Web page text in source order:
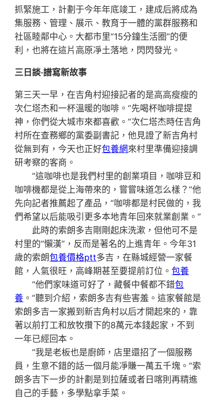
抓緊施工，計劃于今年年底竣工，建成后將成為
集服務、管理、展示、教育于一體的黨群服務和
社區睦鄰中心。大都市里“15分鐘生活圈”的便
利，也將在這片高原凈土落地，閃閃發光。
三日談·譜寫新故事
第三天一早，在吉角村迎接記者的是高高瘦瘦的
次仁塔杰和一杯溫暖的咖啡。“先喝杯咖啡提提
神，你們從大城市來都喜歡。”次仁塔杰時任吉角
村所在查務鄉的黨委副書記，他見證了新吉角村
從無到有，今天也正好包養網來村里準備迎接調
研考察的客商。
“這咖啡也是我們村里的創業項目，咖啡豆和
咖啡機都是從上海帶來的，嘗嘗味道怎么樣？”他
先向記者推薦起了產品，“咖啡都是村民做的，我
們希望以后能吸引更多本地青年回來就業創業。”
此時的索朗多吉剛剛起床洗漱，但他可不是
村里的“懶漢”，反而是著名的上進青年。今年31
歲的索朗包養價格ptt多吉，在縣城經營一家餐
館，人氣很旺，高峰期甚至要提前訂位。包養
“他們家味道可好了，藏餐中餐都不錯包
養 。”聽到介紹，索朗多吉有些害羞。這家餐館是
索朗多吉一家搬到新吉角村以后才開起來的，靠
著以前打工和放牧攢下的8萬元本錢起家，不到
一年已經回本。
“我是老板也是廚師，店里還招了一個服務
員，生意不錯的話一個月能凈賺一萬五千塊。”索
朗多吉下一步的計劃是到拉薩或者日喀則再精進
自己的手藝，多學點拿手菜。